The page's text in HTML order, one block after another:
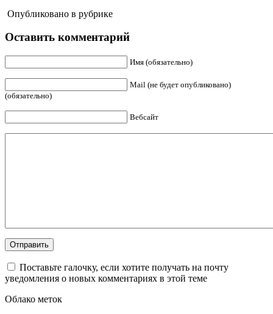
Опубликовано в рубрике
Оставить комментарий
Имя (обязательно)
Mail (не будет опубликовано)
(обязательно)
Вебсайт
Поставьте галочку, если хотите получать на почту
уведомления о новых комментариях в этой теме
Облако меток